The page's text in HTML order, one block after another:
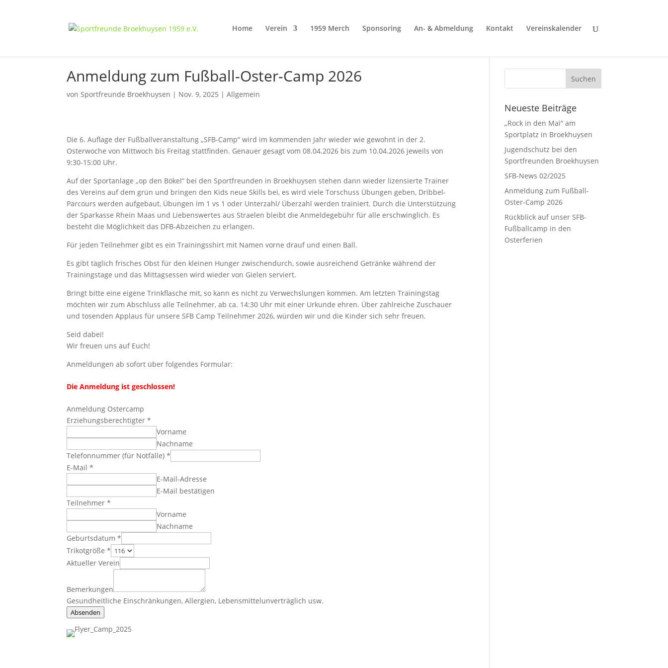
Home Verein 1959 Merch Sponsoring An- & Abmeldung Kontakt Vereinskalender
Anmeldung zum Fußball-Oster-Camp 2026
vonSportfreunde Broekhuysen | Nov. 9, 2025 |Allgemein
Die 6. Auflage der Fußballveranstaltung „SFB-Camp“ wird im kommenden Jahr wieder wie gewohnt in der 2.
Osterwoche von Mittwoch bis Freitag stattfinden. Genauer gesagt vom 08.04.2026 bis zum 10.04.2026 jeweils von
9:30-15:00 Uhr.
Auf der Sportanlage „op den Bökel“ bei den Sportfreunden in Broekhuysen stehen dann wieder lizensierte Trainer
des Vereins auf dem grün und bringen den Kids neue Skills bei, es wird viele Torschuss Übungen geben, Dribbel-
Parcours werden aufgebaut, Übungen im 1 vs 1 oder Unterzahl/ Überzahl werden trainiert. Durch die Unterstützung
der Sparkasse Rhein Maas und Liebenswertes aus Straelen bleibt die Anmeldegebühr für alle erschwinglich. Es
besteht die Möglichkeit das DFB-Abzeichen zu erlangen.
Für jeden Teilnehmer gibt es ein Trainingsshirt mit Namen vorne drauf und einen Ball.
Es gibt täglich frisches Obst für den kleinen Hunger zwischendurch, sowie ausreichend Getränke während der
Trainingstage und das Mittagsessen wird wieder von Gielen serviert.
Bringt bitte eine eigene Trinkflasche mit, so kann es nicht zu Verwechslungen kommen. Am letzten Trainingstag
möchten wir zum Abschluss alle Teilnehmer, ab ca. 14:30 Uhr mit einer Urkunde ehren. Über zahlreiche Zuschauer
und tosenden Applaus für unsere SFB Camp Teilnehmer 2026, würden wir und die Kinder sich sehr freuen.
Seid dabei!
Wir freuen uns auf Euch!
Anmeldungen ab sofort über folgendes Formular:
Die Anmeldung ist geschlossen!
Anmeldung Ostercamp
Erziehungsberechtigter*
Vorname
Nachname
Telefonnummer (für Notfälle)*
E-Mail*
E-Mail-Adresse
E-Mail bestätigen
Teilnehmer*
Vorname
Nachname
Geburtsdatum*
Trikotgröße*
Aktueller Verein
Bemerkungen
Gesundheitliche Einschränkungen, Allergien, Lebensmittelunverträglich usw.
Absenden
Neueste Beiträge
„Rock in den Mai“ am
Sportplatz in Broekhuysen
Jugendschutz bei den
Sportfreunden Broekhuysen
SFB-News 02/2025
Anmeldung zum Fußball-
Oster-Camp 2026
Rückblick auf unser SFB-
Fußballcamp in den
Osterferien